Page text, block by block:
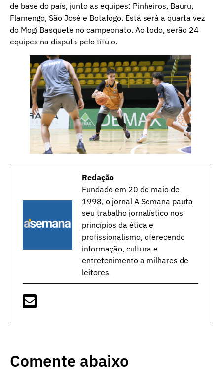
de base do país, junto as equipes: Pinheiros, Bauru,
Flamengo, São José e Botafogo. Está será a quarta vez
do Mogi Basquete no campeonato. Ao todo, serão 24
equipes na disputa pelo título.
Redação
Fundado em 20 de maio de
1998, o jornal A Semana pauta
seu trabalho jornalístico nos
princípios da ética e
profissionalismo, oferecendo
informação, cultura e
entretenimento a milhares de
leitores.
Comente abaixo